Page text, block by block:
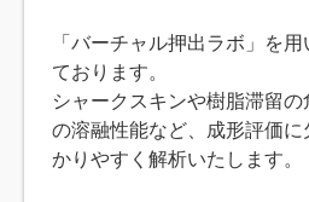
「バーチャル押出ラボ」を
ております。
シャークスキンや樹脂滞留
の溶融性能など、成形評価
かりやすく解析いたします。